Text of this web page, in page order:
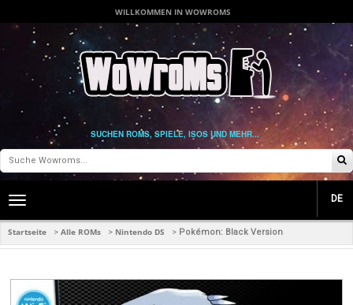
WILLKOMMEN IN WOWROMS
SUCHEN ROMS, SPIELE, ISOS UND MEHR...
Toggle
navigation
DE
Startseite > Alle ROMs > Nintendo DS > Pokémon: Black Version